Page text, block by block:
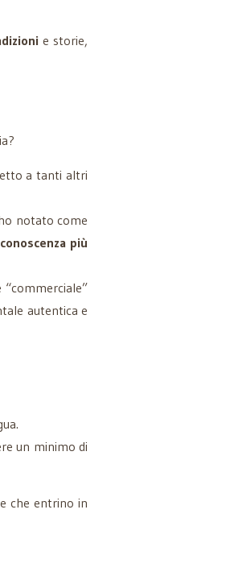
e storie,
a tanti altri
notato come
più
autentica e
un minimo di
che entrino in